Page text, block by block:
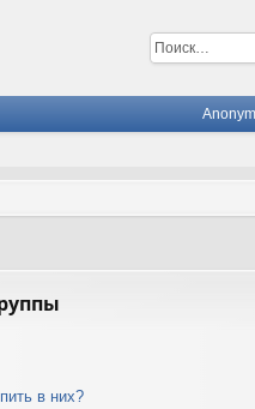
С
в них?